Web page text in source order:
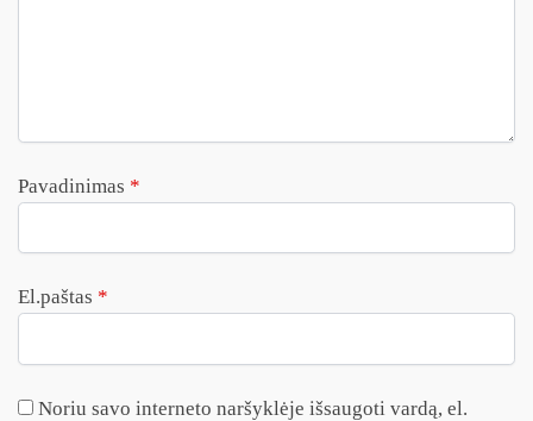
Pavadinimas *
El.paštas *
Noriu savo interneto naršyklėje išsaugoti vardą, el.